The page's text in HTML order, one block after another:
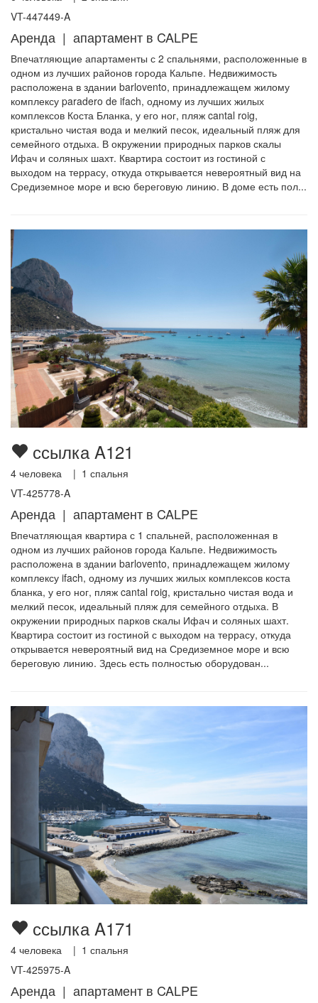
VT-447449-A
Аренда | апартамент в CALPE
Впечатляющие апартаменты с 2 спальнями, расположенные в
одном из лучших районов города Кальпе. Недвижимость
расположена в здании barlovento, принадлежащем жилому
комплексу paradero de ifach, одному из лучших жилых
комплексов Коста Бланка, у его ног, пляж cantal roig,
кристально чистая вода и мелкий песок, идеальный пляж для
семейного отдыха. В окружении природных парков скалы
Ифач и соляных шахт. Квартира состоит из гостиной с
выходом на террасу, откуда открывается невероятный вид на
Средиземное море и всю береговую линию. В доме есть пол...
ссылка A121
4 человека | 1 спальня
VT-425778-A
Аренда | апартамент в CALPE
Впечатляющая квартира с 1 спальней, расположенная в
одном из лучших районов города Кальпе. Недвижимость
расположена в здании barlovento, принадлежащем жилому
комплексу ifach, одному из лучших жилых комплексов коста
бланка, у его ног, пляж cantal roig, кристально чистая вода и
мелкий песок, идеальный пляж для семейного отдыха. В
окружении природных парков скалы Ифач и соляных шахт.
Квартира состоит из гостиной с выходом на террасу, откуда
открывается невероятный вид на Средиземное море и всю
береговую линию. Здесь есть полностью оборудован...
ссылка A171
4 человека | 1 спальня
VT-425975-A
Аренда | апартамент в CALPE